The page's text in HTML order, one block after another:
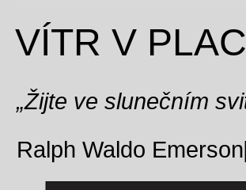
VÍTR V
„Žijte ve slunečním
Ralph Waldo Emerson